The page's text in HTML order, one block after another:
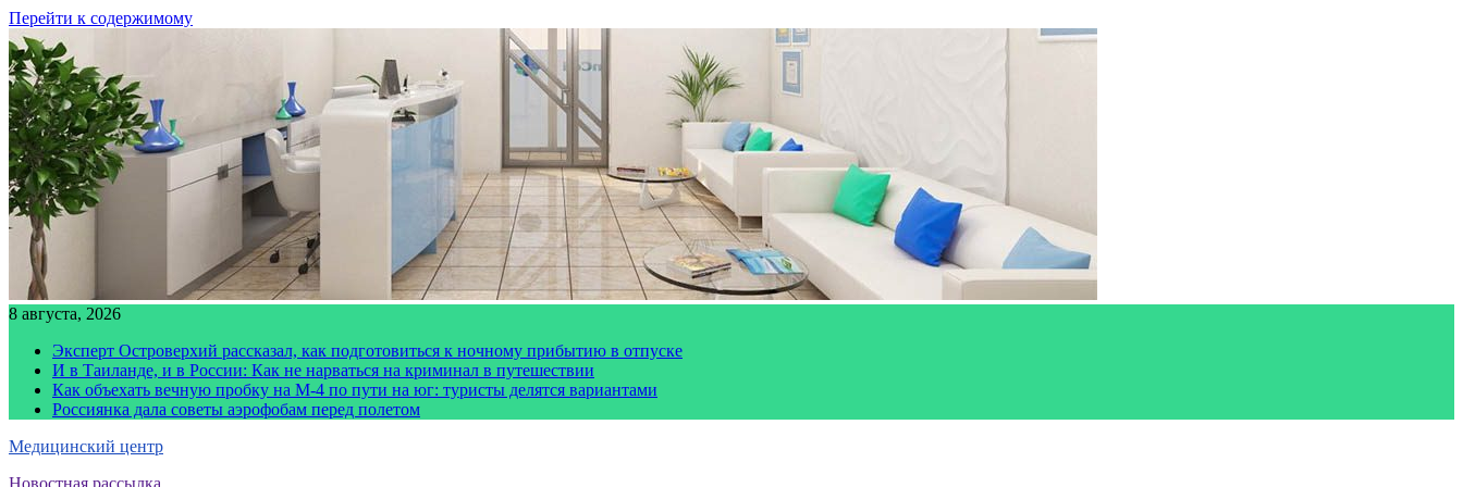
Перейти к содержимому
8 августа, 2026
Эксперт Островерхий рассказал, как подготовиться к ночному прибытию в отпуске
И в Таиланде, и в России: Как не нарваться на криминал в путешествии
Как объехать вечную пробку на М-4 по пути на юг: туристы делятся вариантами
Россиянка дала советы аэрофобам перед полетом
Медицинский центр
Новостная рассылка